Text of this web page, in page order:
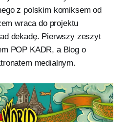
z polskim komiksem od
wraca do projektu
dekadę. Pierwszy zeszyt
POP KADR, a Blog o
medialnym.